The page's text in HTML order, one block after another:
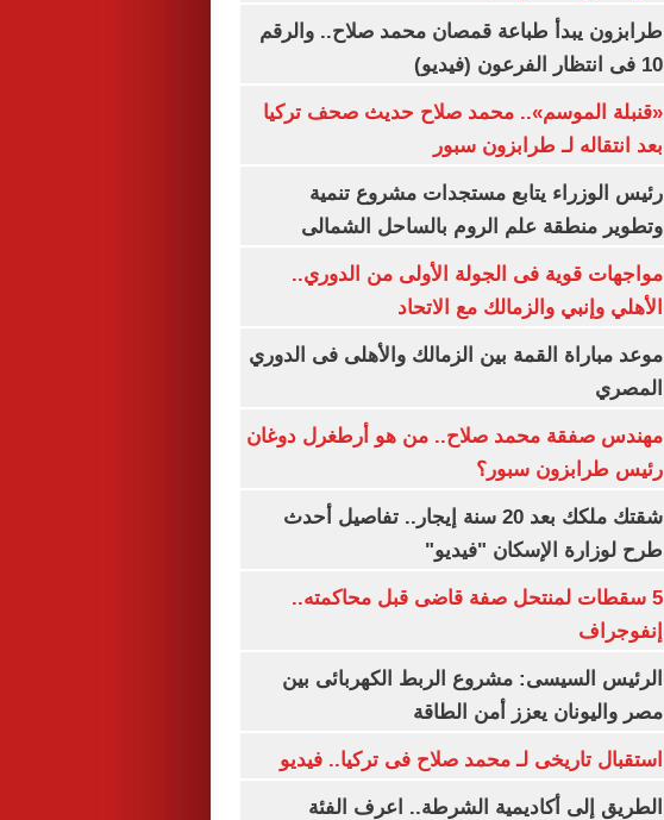
طرابزون يبدأ طباعة قمصان محمد صلاح.. والرقم
10 فى انتظار الفرعون (فيديو)
«قنبلة الموسم».. محمد صلاح حديث صحف تركيا
بعد انتقاله لـ طرابزون سبور
رئيس الوزراء يتابع مستجدات مشروع تنمية
وتطوير منطقة علم الروم بالساحل الشمالى
مواجهات قوية فى الجولة الأولى من الدوري..
الأهلي وإنبي والزمالك مع الاتحاد
موعد مباراة القمة بين الزمالك والأهلى فى الدوري
المصري
مهندس صفقة محمد صلاح.. من هو أرطغرل دوغان
رئيس طرابزون سبور؟
شقتك ملكك بعد 20 سنة إيجار.. تفاصيل أحدث
طرح لوزارة الإسكان "فيديو"
5 سقطات لمنتحل صفة قاضى قبل محاكمته..
إنفوجراف
الرئيس السيسى: مشروع الربط الكهربائى بين
مصر واليونان يعزز أمن الطاقة
استقبال تاريخى لـ محمد صلاح فى تركيا.. فيديو
الطريق إلى أكاديمية الشرطة.. اعرف الفئة